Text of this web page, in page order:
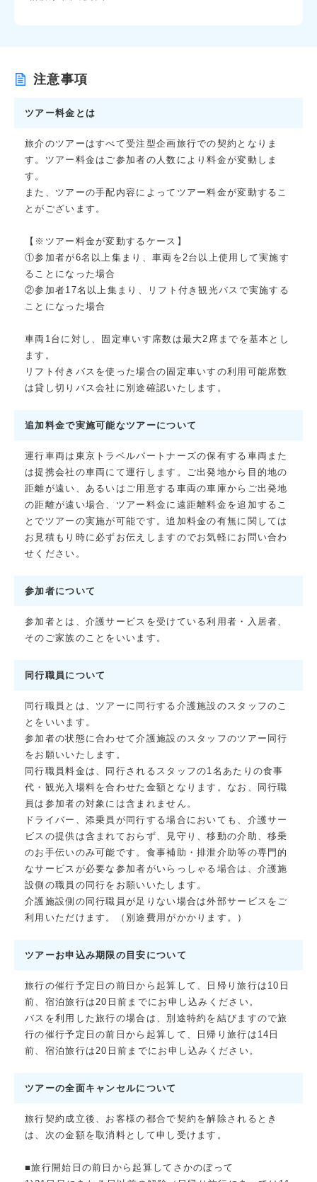
注意事項
ツアー料金とは
旅介のツアーはすべて受注型企画旅行での契約となりま
す。ツアー料金はご参加者の人数により料金が変動しま
す。
また、ツアーの手配内容によってツアー料金が変動するこ
とがございます。
【※ツアー料金が変動するケース】
①参加者が6名以上集まり、車両を2台以上使用して実施す
ることになった場合
②参加者17名以上集まり、リフト付き観光バスで実施する
ことになった場合
車両1台に対し、固定車いす席数は最大2席までを基本とし
ます。
リフト付きバスを使った場合の固定車いすの利用可能席数
は貸し切りバス会社に別途確認いたします。
追加料金で実施可能なツアーについて
運行車両は東京トラベルパートナーズの保有する車両また
は提携会社の車両にて運行します。ご出発地から目的地の
距離が遠い、あるいはご用意する車両の車庫からご出発地
の距離が遠い場合、ツアー料金に遠距離料金を追加するこ
とでツアーの実施が可能です。追加料金の有無に関しては
お見積もり時に必ずお伝えしますのでお気軽にお問い合わ
せください。
参加者について
参加者とは、介護サービスを受けている利用者・入居者、
そのご家族のことをいいます。
同行職員について
同行職員とは、ツアーに同行する介護施設のスタッフのこ
とをいいます。
参加者の状態に合わせて介護施設のスタッフのツアー同行
をお願いいたします。
同行職員料金は、同行されるスタッフの1名あたりの食事
代・観光入場料を合わせた金額となります。なお、同行職
員は参加者の対象には含まれません。
ドライバー、添乗員が同行する場合においても、介護サー
ビスの提供は含まれておらず、見守り、移動の介助、移乗
のお手伝いのみ可能です。食事補助・排泄介助等の専門的
なサービスが必要な参加者がいらっしゃる場合は、介護施
設側の職員の同行をお願いいたします。
介護施設側の同行職員が足りない場合は外部サービスをご
利用いただけます。（別途費用がかかります。）
ツアーお申込み期限の目安について
旅行の催行予定日の前日から起算して、日帰り旅行は10日
前、宿泊旅行は20日前までにお申し込みください。
バスを利用した旅行の場合は、別途特約を結びますので旅
行の催行予定日の前日から起算して、日帰り旅行は14日
前、宿泊旅行は20日前までにお申し込みください。
ツアーの全面キャンセルについて
旅行契約成立後、お客様の都合で契約を解除されるとき
は、次の金額を取消料として申し受けます。
■旅行開始日の前日から起算してさかのぼって